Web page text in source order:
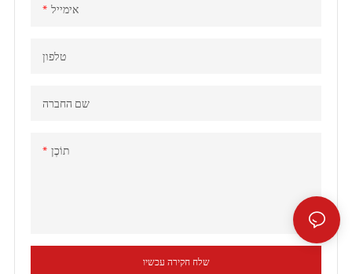
אימייל
טלפון
שם החברה
תוֹכֶן
שלח חקירה עכשיו